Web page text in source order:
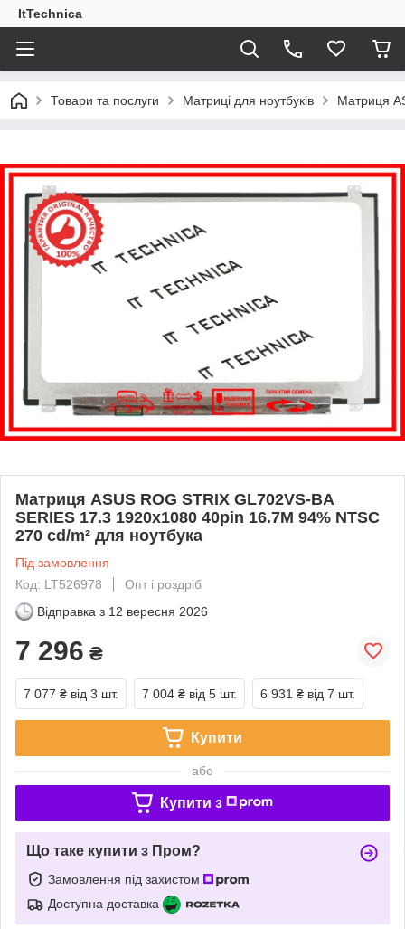
ItTechnica
Товари та послуги Матриці для ноутбуків Матриця
Матриця ASUS ROG STRIX GL702VS-BA
SERIES 17.3 1920x1080 40pin 16.7M 94% NTSC
270 cd/m² для ноутбука
Під замовлення
Код: LT526978
Опт і роздріб
Відправка з 12 вересня 2026
7 296 ₴
7 077 ₴ від 3 шт. 7 004 ₴ від 5 шт. 6 931 ₴ від 7 шт.
Купити
або
Купити з
Що таке купити з Пром?
Замовлення під захистом
Доступна доставка